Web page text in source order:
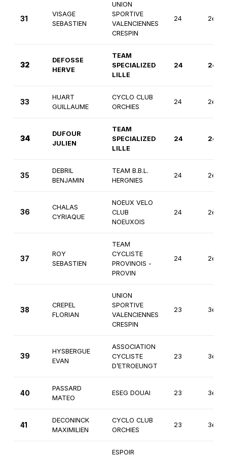
31
VISAGE
SEBASTIEN
UNION
SPORTIVE
VALENCIENNES
CRESPIN
24 2ème
32
DEFOSSE
HERVE
TEAM
SPECIALIZED
LILLE
24 2ème
33
HUART
GUILLAUME
CYCLO CLUB
ORCHIES
24 2ème
34
DUFOUR
JULIEN
TEAM
SPECIALIZED
LILLE
24 2ème
35
DEBRIL
BENJAMIN
TEAM B.B.L.
HERGNIES
24 2ème
36
CHALAS
CYRIAQUE
NOEUX VELO
CLUB
NOEUXOIS
24 2ème
37
ROY
SEBASTIEN
TEAM
CYCLISTE
PROVINOIS -
PROVIN
24 2ème
38
CREPEL
FLORIAN
UNION
SPORTIVE
VALENCIENNES
CRESPIN
23 3ème
39
HYSBERGUE
EVAN
ASSOCIATION
CYCLISTE
D’ETROEUNGT
23 3ème
40
PASSARD
MATEO
ESEG DOUAI 23 3ème
41
DECONINCK
MAXIMILIEN
CYCLO CLUB
ORCHIES
23 3ème
ESPOIR